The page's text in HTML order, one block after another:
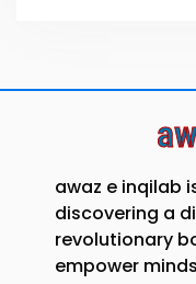
awaz e inqilab
discovering a
revolutionary
empower